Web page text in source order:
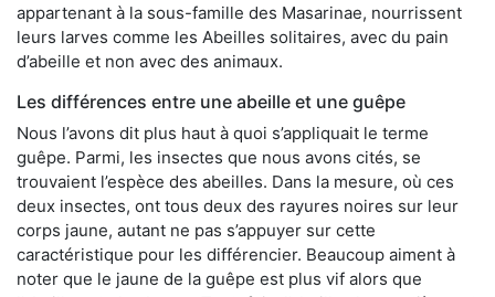
appartenant à la sous-famille des Masarinae, nourrissent
leurs larves comme les Abeilles solitaires, avec du pain
d’abeille et non avec des animaux.
Les différences entre une abeille et une guêpe
Nous l’avons dit plus haut à quoi s’appliquait le terme
guêpe. Parmi, les insectes que nous avons cités, se
trouvaient l’espèce des abeilles. Dans la mesure, où ces
deux insectes, ont tous deux des rayures noires sur leur
corps jaune, autant ne pas s’appuyer sur cette
caractéristique pour les différencier. Beaucoup aiment à
noter que le jaune de la guêpe est plus vif alors que